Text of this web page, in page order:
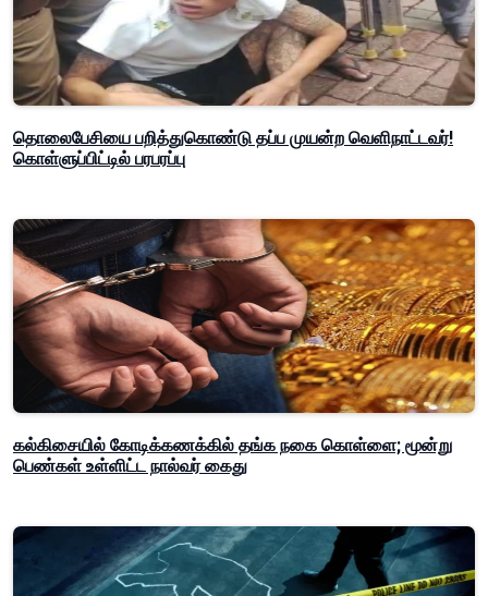
தொலைபேசியை பறித்துகொண்டு தப்ப முயன்ற வெளிநாட்டவர்!
கொள்ளுப்பிட்டில் பரபரப்பு
கல்கிசையில் கோடிக்கணக்கில் தங்க நகை கொள்ளை; மூன்று
பெண்கள் உள்ளிட்ட நால்வர் கைது